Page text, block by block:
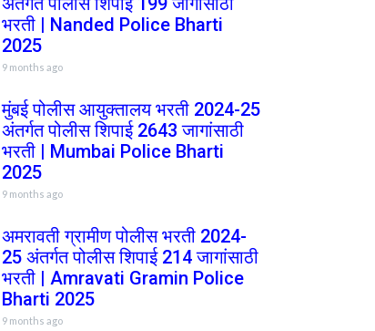
भरती | Nanded Police Bharti
2025
9 months ago
मुंबई पोलीस आयुक्तालय भरती 2024-25
अंतर्गत पोलीस शिपाई 2643 जागांसाठी
भरती | Mumbai Police Bharti
2025
9 months ago
अमरावती ग्रामीण पोलीस भरती 2024-
25 अंतर्गत पोलीस शिपाई 214 जागांसाठी
भरती | Amravati Gramin Police
Bharti 2025
9 months ago